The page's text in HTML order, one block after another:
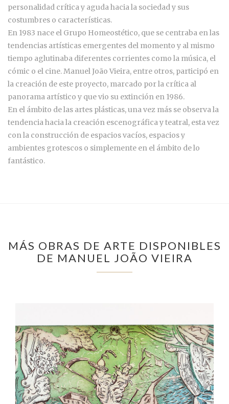
personalidad crítica y aguda hacia la sociedad y sus
costumbres o características.
En 1983 nace el Grupo Homeostético, que se centraba en las
tendencias artísticas emergentes del momento y al mismo
tiempo aglutinaba diferentes corrientes como la música, el
cómic o el cine. Manuel João Vieira, entre otros, participó en
la creación de este proyecto, marcado por la crítica al
panorama artístico y que vio su extinción en 1986.
En el ámbito de las artes plásticas, una vez más se observa la
tendencia hacia la creación escenográfica y teatral, esta vez
con la construcción de espacios vacíos, espacios y
ambientes grotescos o simplemente en el ámbito de lo
fantástico.
MÁS OBRAS DE ARTE DISPONIBLES
DE MANUEL JOÃO VIEIRA